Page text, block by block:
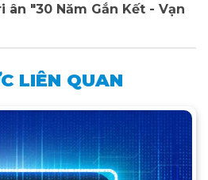
ân "30 Năm Gắn Kết - Vạn
LIÊN QUAN